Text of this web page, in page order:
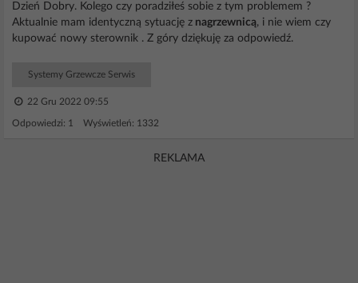
Dzień Dobry. Kolego czy poradziłeś sobie z tym problemem ?
Aktualnie mam identyczną sytuację z nagrzewnicą, i nie wiem czy
kupować nowy sterownik . Z góry dziękuję za odpowiedź.
Systemy Grzewcze Serwis
22 Gru 2022 09:55
Odpowiedzi: 1 Wyświetleń: 1332
REKLAMA